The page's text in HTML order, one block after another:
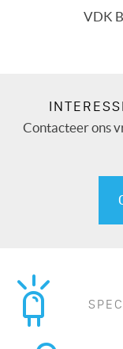
VDK
Contacteer ons